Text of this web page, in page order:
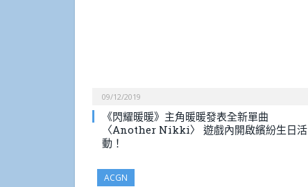
09/12/2019
《閃耀暖暖》主角暖暖發表全新單曲
〈Another Nikki〉 遊戲內開啟繽紛生日活
動！
ACGN